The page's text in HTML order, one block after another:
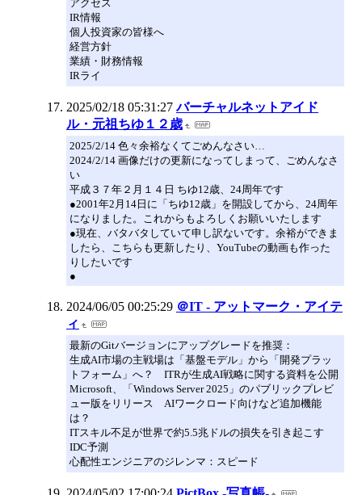
アクセス
IR情報
個人投資家の皆様へ
経営方針
業績・財務情報
IRライ
2025/02/18 05:31:27 バーチャルネットアイド
ル・元祖ちゆ１２歳
2025/2/14 色々余裕なくてごめんなさい…
2024/2/14 画像だけの更新になってしまって、ごめんなさ
い
平成３７年２月１４日 ちゆ12歳、24周年です
●2001年2月14日に「ちゆ12歳」を開設してから、24周年
になりました。これからもよろしくお願いいたします
●現在、バタバタしていて申し訳ないです。余裕ができま
したら、こちらも更新したり、YouTubeの動画も作った
りしたいです
●
2024/06/05 00:25:29 ＠IT - アットマーク・アイテ
ィ
最新のGitバージョンにアップグレードを推奨：
生成AI市場の主戦場は「基盤モデル」から「開発プラッ
トフォーム」へ？ ITRが生成AI戦略に関する資料を公開
Microsoft、「Windows Server 2025」のパブリックプレビ
ュー版をリリース AIワークロード向けなど追加機能
は？
ITスキル不足が世界で約5.5兆ドルの損失を引き起こす
IDC予測
心配性エンジニアのジレンマ：スピード